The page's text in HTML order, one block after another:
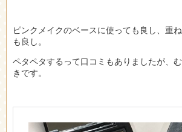
ピンクメイクのベースに使っても良し、重
も良し。
ペタペタするって口コミもありましたが、
きです。